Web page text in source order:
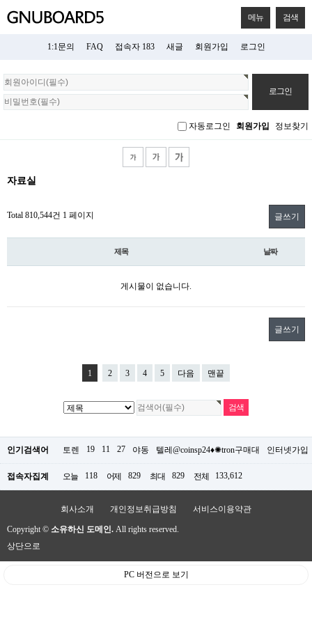
메뉴 검색
1:1문의 FAQ 접속자 183 새글 회원가입 로그인
회
원
로
자동로그인 회원가입 정보찾기
자료실
Total 810,544건 1 페이지 글쓰기
제목 날짜
게시물이 없습니다.
글쓰기
1 2 3 4 5 다음 맨끝
인기검색어 토렌 19 11 27 야동 텔레@coinsp24♦✺tron구매대 인터넷가입
접속자집계 오늘 118 어제 829 최대 829 전체 133,612
회사소개 개인정보취급방침 서비스이용약관
Copyright © 소유하신 도메인. All rights reserved.
상단으로
PC 버전으로 보기